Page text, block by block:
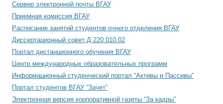
Сервер электронной почты ВГАУ
Приемная комиссия ВГАУ
Расписание занятий студентов очного отделения ВГАУ
Диссертационный совет Д 220.010.02
Портал дистанционного обучения ВГАУ
Центр международных образовательных программ
Информационный студенческий портал “Активы и Пассивы”
Портал студентов ВГАУ “Зачет”
Электронная версия корпоративной газеты “За кадры”